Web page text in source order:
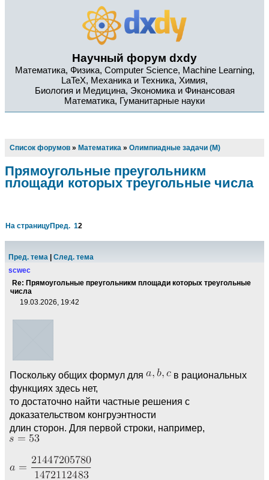
Научный форум dxdy
Математика, Физика, Computer Science, Machine Learning,
LaTeX, Механика и Техника, Химия,
Биология и Медицина, Экономика и Финансовая
Математика, Гуманитарные науки
Список форумов » Математика » Олимпиадные задачи (М)
Прямоугольные преугольникм
площади которых треугольные числа
На страницуПред. 12
Пред. тема
След. тема
scwec
Re: Прямоугольные преугольникм площади которых треугольные
числа
19.03.2026, 19:42
Поскольку общих формул для
в рациональных
функциях здесь нет,
то достаточно найти частные решения с
доказательством конгруэнтности
длин сторон. Для первой строки, например,